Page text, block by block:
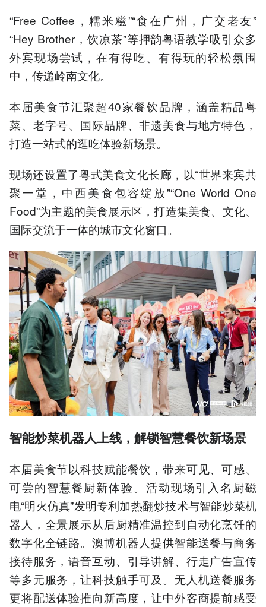
“Free Coffee，糯米糍”“食在广州，广交老友”
“Hey Brother，饮凉茶”等押韵粤语教学吸引众多
外宾现场尝试，在有得吃、有得玩的轻松氛围
中，传递岭南文化。
本届美食节汇聚超40家餐饮品牌，涵盖精品粤
菜、老字号、国际品牌、非遗美食与地方特色，
打造一站式的逛吃体验新场景。
现场还设置了粤式美食文化长廊，以“世界来宾共
聚一堂，中西美食包容绽放”“One World One
Food”为主题的美食展示区，打造集美食、文化、
国际交流于一体的城市文化窗口。
智能炒菜机器人上线，解锁智慧餐饮新场景
本届美食节以科技赋能餐饮，带来可见、可感、
可尝的智慧餐厨新体验。活动现场引入名厨磁
电“明火仿真”发明专利加热翻炒技术与智能炒菜机
器人，全景展示从后厨精准温控到自动化烹饪的
数字化全链路。澳博机器人提供智能送餐与商务
接待服务，语音互动、引导讲解、行走广告宣传
等多元服务，让科技触手可及。无人机送餐服务
更将配送体验推向新高度，让中外客商提前感受